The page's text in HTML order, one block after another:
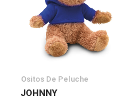
Ositos De Peluche
JOHNNY